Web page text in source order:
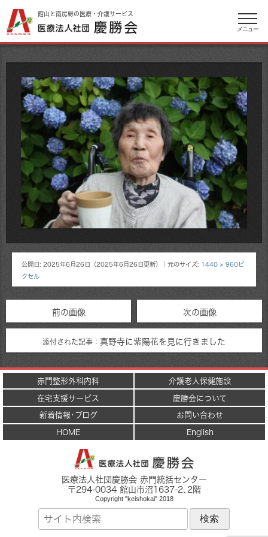
館山と南房総の医療・介護サービス
メニュー
公開日: 2025年6月26日 （2025年6月26日更新） ｜元のサイズ: 1440 × 960ピ
クセル
前の画像 次の画像
添付された記事： 真野寺に紫陽花を見に行きました
赤門整形外科内科
介護老人保健施設
在宅支援サービス
慶勝会について
新着情報･ブログ
お問い合わせ
HOME
English
医療法人社団慶勝会 赤門統括センター
〒294-0034 館山市沼1637-2､2階
Copyright "keishokai" 2018
サ
ト